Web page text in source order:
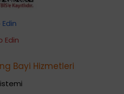
Edin
Bayi Hizmetleri